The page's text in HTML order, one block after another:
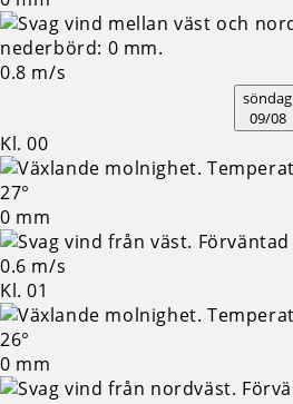
0.8 m/s
söndag
09/08
Kl. 00
27°
0 mm
0.6 m/s
Kl. 01
26°
0 mm